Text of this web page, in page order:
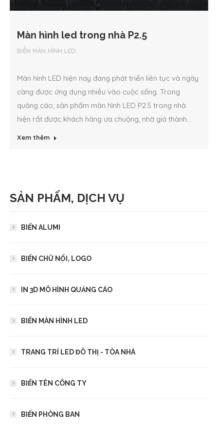
Màn hình led trong nhà P2.5
BIỂN MÀN HÌNH LED
Màn hình LED hiện nay đang phát triển liên tục và ngày
càng được ứng dụng nhiều vào cuộc sống. Trong
quảng cáo, sản phẩm màn hình LED P2.5 trong nhà
hiện rất được khách hàng ưa chuộng, nhờ giá thành...
Xem thêm
SẢN PHẨM, DỊCH VỤ
BIỂN ALUMI
BIỂN CHỮ NỔI, LOGO
IN 3D MÔ HÌNH QUẢNG CÁO
BIỂN MÀN HÌNH LED
TRANG TRÍ LED ĐÔ THỊ - TÒA NHÀ
BIỂN TÊN CÔNG TY
BIỂN PHÒNG BAN